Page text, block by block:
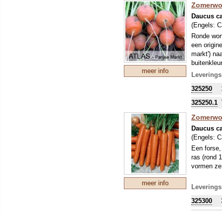
meer info
Daucus
(Engels:
Ronde
een
markt')
325250
325250.1
meer info
Daucus
(Engels:
Een
ras (rond
vormen
325300